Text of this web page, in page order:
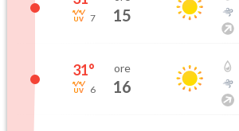
7 15
31°
6
ore
16